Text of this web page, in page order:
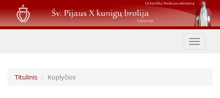
Pereiti
į
pagrindinį
Toggle
Titulinis Koplyčios